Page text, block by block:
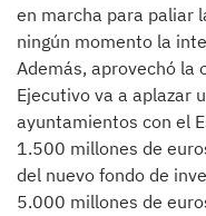
en marcha para paliar
ningún momento la
Además, aprovechó la
Ejecutivo va a aplazar
ayuntamientos con el
1.500 millones de
del nuevo fondo de
5.000 millones de